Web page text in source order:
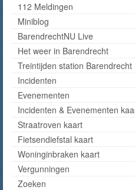
112 Meldingen
Miniblog
BarendrechtNU Live
Het weer in Barendrecht
Treintijden station Barendrecht
Incidenten
Evenementen
Incidenten & Evenementen
Straatroven kaart
Fietsendiefstal kaart
Woninginbraken kaart
Vergunningen
Zoeken